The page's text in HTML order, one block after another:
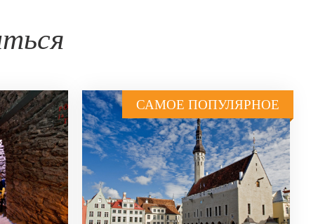
САМОЕ ПОПУЛЯРНОЕ